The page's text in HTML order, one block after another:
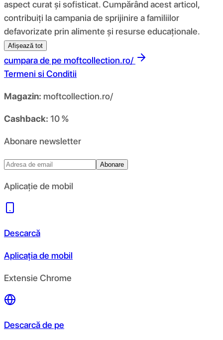
aspect curat și sofisticat. Cumpărând acest articol,
contribuiți la campania de sprijinire a familiilor
defavorizate prin alimente și resurse educaționale.
Afișează tot
cumpara de pe moftcollection.ro/
Termeni si Conditii
Magazin: moftcollection.ro/
Cashback: 10 %
Abonare newsletter
Abonare
Aplicație de mobil
Descarcă
Aplicația de mobil
Extensie Chrome
Descarcă de pe